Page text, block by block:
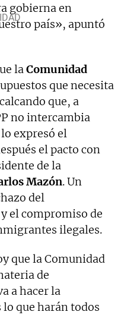
gobierna en
país», apuntó
laComunidad
que necesita
que, a
no intercambia
expresó el
el pacto con
de la
Mazón. Un
del
el compromiso de
ilegales.
que la Comunidad
de
a hacer la
que harán todos